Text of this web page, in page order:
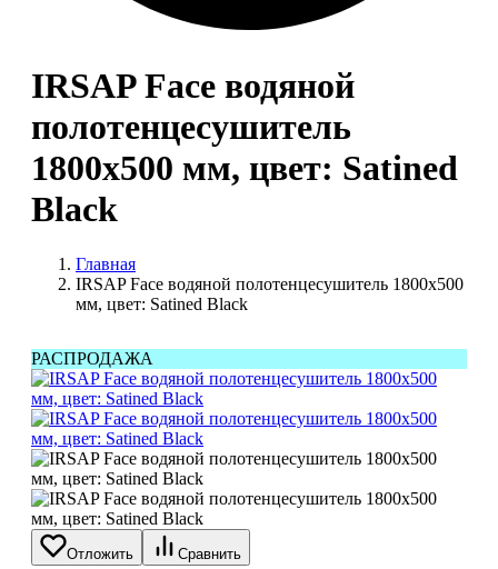
IRSAP Face водяной
полотенцесушитель
1800x500 мм, цвет: Satined
Black
Главная
IRSAP Face водяной полотенцесушитель 1800x500
мм, цвет: Satined Black
РАСПРОДАЖА
Отложить Сравнить